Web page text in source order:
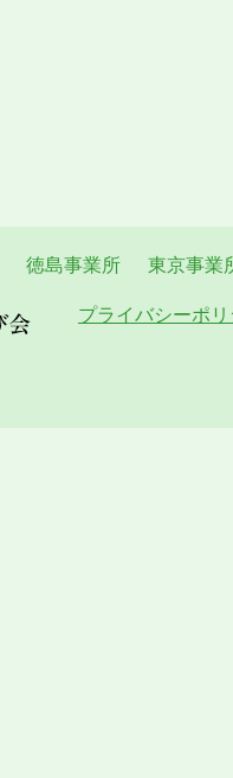
徳島事業所 東京事業
プライバシーポ